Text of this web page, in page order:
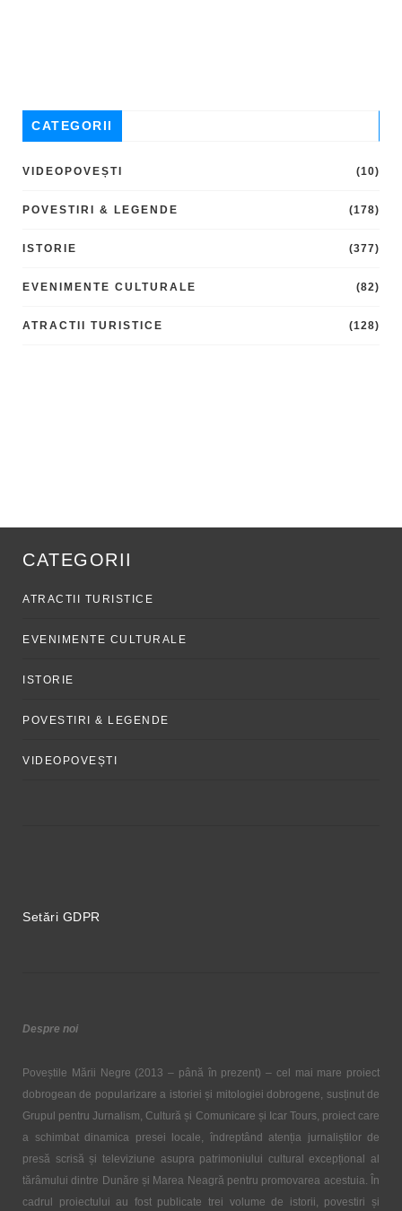
CATEGORII
VIDEOPOVEȘTI (10)
POVESTIRI & LEGENDE (178)
ISTORIE (377)
EVENIMENTE CULTURALE (82)
ATRACTII TURISTICE (128)
CATEGORII
ATRACTII TURISTICE
EVENIMENTE CULTURALE
ISTORIE
POVESTIRI & LEGENDE
VIDEOPOVEȘTI
Setări GDPR
Despre noi
Poveștile Mării Negre (2013 – până în prezent) – cel mai mare proiect
dobrogean de popularizare a istoriei și mitologiei dobrogene, susținut de
Grupul pentru Jurnalism, Cultură și Comunicare și Icar Tours, proiect care
a schimbat dinamica presei locale, îndreptând atenția jurnaliștilor de
presă scrisă și televiziune asupra patrimoniului cultural excepțional al
tărâmului dintre Dunăre și Marea Neagră pentru promovarea acestuia. În
cadrul proiectului au fost publicate trei volume de istorii, povestiri și